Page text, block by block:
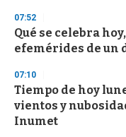
s
e
c
o
d
s
07:52
Qué se celebra
efemérides de un
07:10
Tiempo de hoy
vientos y
Inumet